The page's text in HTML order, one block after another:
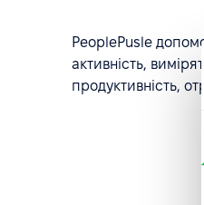
PeoplePusle
активність,
продуктивність,